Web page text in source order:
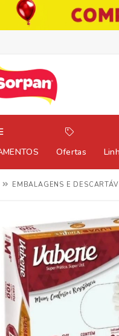
Ofertas
EMBALAGENS E